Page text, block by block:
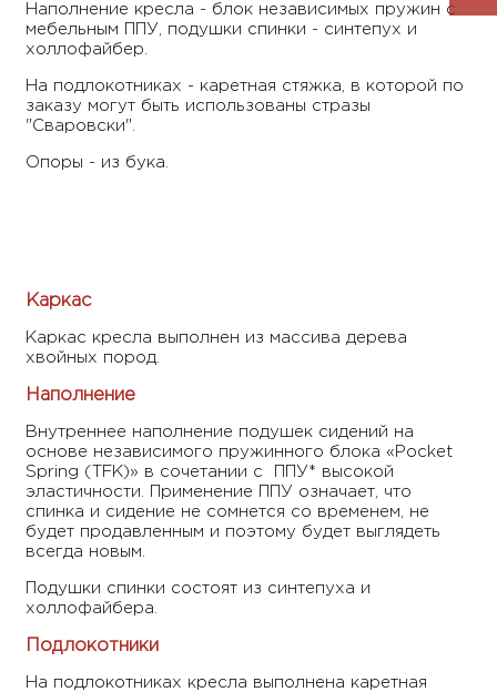
Наполнение кресла - блок независимых пружин с
мебельным ППУ, подушки спинки - синтепух и
холлофайбер.
На подлокотниках - каретная стяжка, в которой по
заказу могут быть использованы стразы
"Сваровски".
Опоры - из бука.
Каркас
Каркас кресла выполнен из массива дерева
хвойных пород.
Наполнение
Внутреннее наполнение подушек сидений на
основе независимого пружинного блока «Pocket
Spring (TFK)» в сочетании с ППУ* высокой
эластичности. Применение ППУ означает, что
спинка и сидение не сомнется со временем, не
будет продавленным и поэтому будет выглядеть
всегда новым.
Подушки спинки состоят из синтепуха и
холлофайбера.
Подлокотники
На подлокотниках кресла выполнена каретная